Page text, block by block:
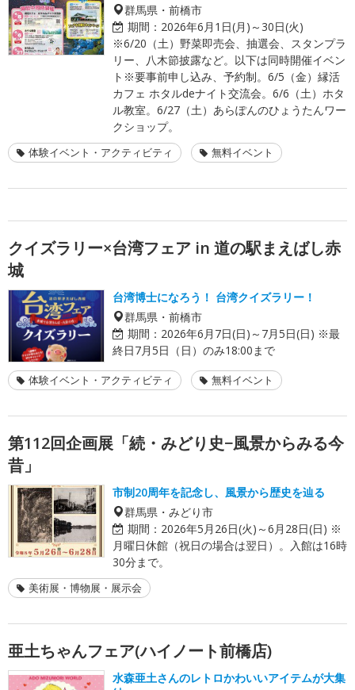
群馬県・前橋市
期間： 2026年6月1日(月)～30日(火)
※6/20（土）野菜即売会、抽選会、スタンプラ
リー、八木節披露など。以下は同時開催イベン
ト※要事前申し込み、予約制。6/5（金）縁活
カフェ ホタルdeナイト交流会。6/6（土）ホタ
ル教室。6/27（土）あらぽんのひょうたんワー
クショップ。
体験イベント・アクティビティ 無料イベント
クイズラリー×台湾フェア in 道の駅まえばし赤
城
台湾博士になろう！ 台湾クイズラリー！
群馬県・前橋市
期間： 2026年6月7日(日)～7月5日(日) ※最
終日7月5日（日）のみ18:00まで
体験イベント・アクティビティ 無料イベント
第112回企画展「続・みどり史−風景からみる今
昔」
市制20周年を記念し、風景から歴史を辿る
群馬県・みどり市
期間： 2026年5月26日(火)～6月28日(日) ※
月曜日休館（祝日の場合は翌日）。入館は16時
30分まで。
美術展・博物展・展示会
亜土ちゃんフェア(ハイノート前橋店)
水森亜土さんのレトロかわいいアイテムが大集